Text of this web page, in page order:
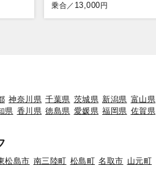
乗合／ 13,000 円
神奈川県 千葉県 茨城県 新潟県 富山県
県 香川県 徳島県 愛媛県 福岡県 佐賀県
松島市 南三陸町 松島町 名取市 山元町